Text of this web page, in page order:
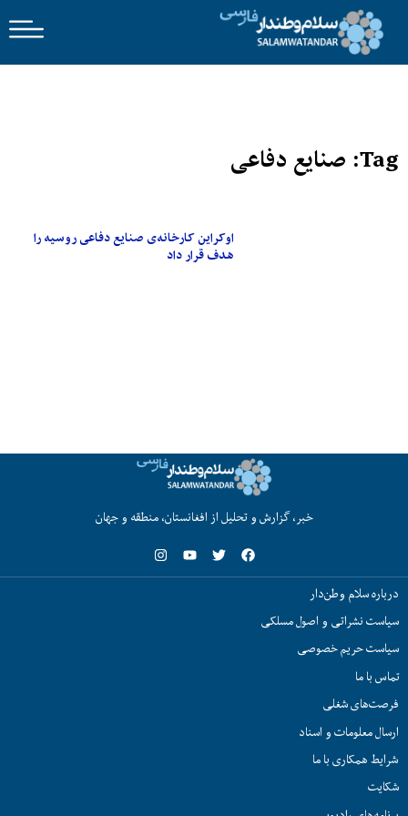
Tag: صنایع دفاعی
اوکراین کارخانه‌ی صنایع دفاعی روسیه را
هدف قرار داد
خبر، گزارش و تحلیل از افغانستان، منطقه و جهان
درباره سلام وطن‌دار
سیاست نشراتی و اصول مسلکی
سیاست حریم خصوصی
تماس با ما
فرصت‌های شغلی
ارسال معلومات و اسناد
شرایط همکاری با ما
شکایت